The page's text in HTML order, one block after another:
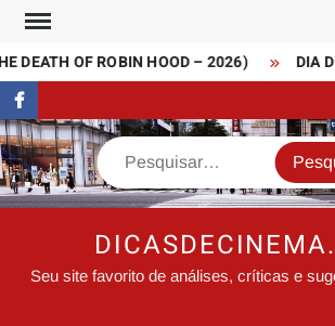
Skip
content
DEATH OF ROBIN HOOD – 2026) DIA
FaceBook
Search
Seu site favorito de análises, críticas e